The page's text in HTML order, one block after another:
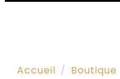
Accueil
Boutique